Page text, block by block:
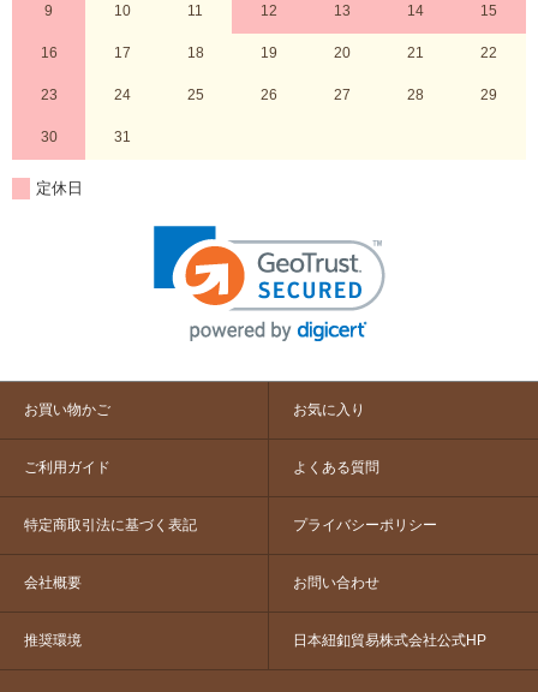
9 10 11 12 13 14 15
16 17 18 19 20 21 22
23 24 25 26 27 28 29
30 31
定休日
お買い物かご お気に入り
ご利用ガイド よくある質問
特定商取引法に基づく表記 プライバシーポリシー
会社概要 お問い合わせ
推奨環境 日本紐釦貿易株式会社公式HP